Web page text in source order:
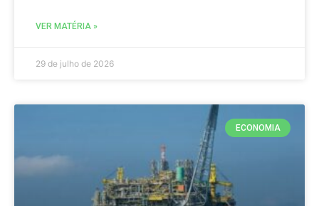
VER MATÉRIA »
29 de julho de 2026
ECONOMIA